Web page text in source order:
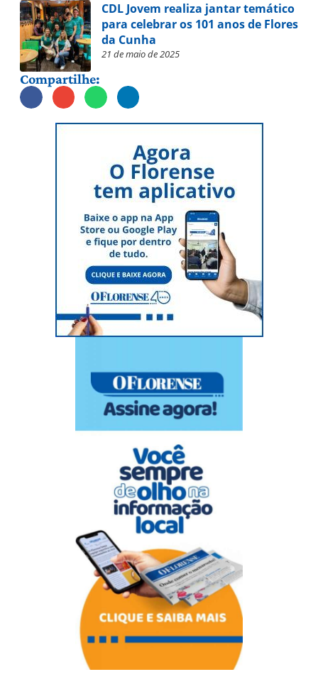
CDL Jovem realiza jantar temático
para celebrar os 101 anos de Flores
da Cunha
21 de maio de 2025
Compartilhe: